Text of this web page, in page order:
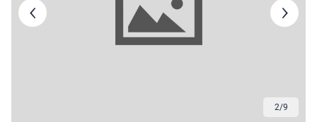
3/9